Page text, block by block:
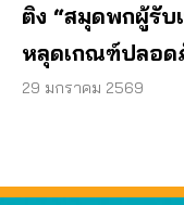
ติง “สมุดพกผู้รับ
หลุดเกณฑ์ปลอด
29 มกราคม 2569